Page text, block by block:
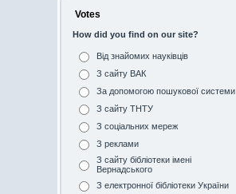
Votes
How did you find on our site?
Від знайомих науківців
З сайту ВАК
За допомогою пошукової системи
З сайту ТНТУ
З соціальних мереж
З реклами
З сайту бібліотеки імені
Вернадського
З електронної бібліотеки України